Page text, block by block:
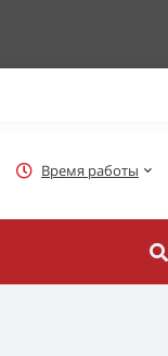
Время работы